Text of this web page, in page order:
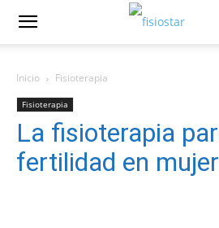
Inicio Fisioterapia
Fisioterapia
La fisioterapia
fertilidad en